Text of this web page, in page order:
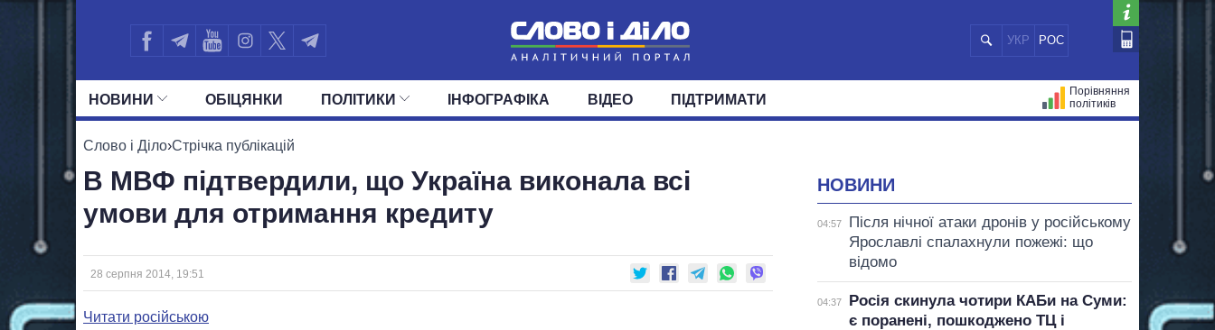
УКР РОС
НОВИНИ
ПОЛІТИКА ЕКОНОМІКА СУСПІЛЬСТВО
ОБIЦЯНКИ ПОЛIТИКИ
УСІ ПОЛІТИКИ
ДЕПУТАТИ КОМІТЕТИ ФРАКЦІЇ
ІНФОГРАФІКА ВІДЕО ПІДТРИМАТИ
Порівняння
політиків
Слово і Діло›Стрічка публікацій
В МВФ підтвердили, що Україна виконала всі
умови для отримання кредиту
28 серпня 2014, 19:51
Читати російською
НОВИНИ
04:57
Після нічної атаки дронів у російському
Ярославлі спалахнули пожежі: що
відомо
04:37
Росія скинула чотири КАБи на Суми:
є поранені, пошкоджено ТЦ і